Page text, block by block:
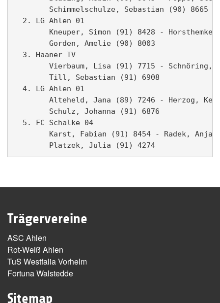
        Schimmelschulze, Sebastian (90) 8665
2. LG Ahlen 01
Kneuper, Simon (91) 8428 - Horsthemke,
        Gorden, Amelie (90) 8003
3. Haaner TV
Vierbaum, Lisa (91) 7715 - Schnöring,
        Till, Sebastian (91) 6908
4. LG Ahlen 01
Alteheld, Jana (89) 7246 - Herzog,
        Schulz, Johanna (91) 6876
5. FC Schalke 04
Karst, Fabian (91) 8454 - Radek, Anja
        Platzek, Julia (91) 4274
Trägervereine
ASC Ahlen
Rot-Weiß Ahlen
TuS Westfalia Vorhelm
Fortuna Walstedde
Sitemap